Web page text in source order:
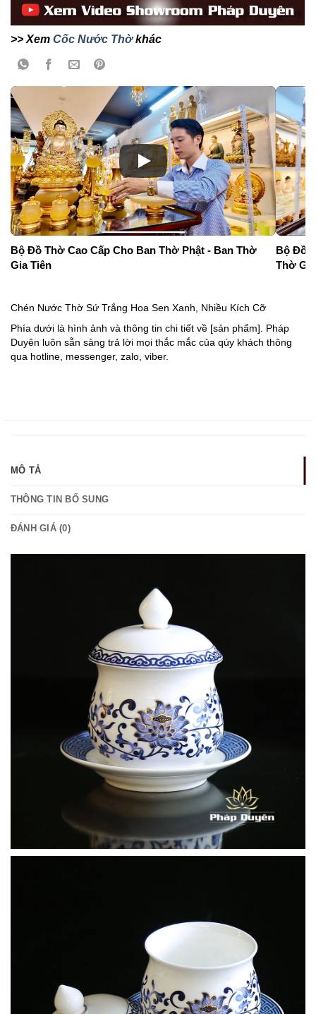
>> Xem Cốc Nước Thờkhác
Bộ Đồ Thờ Cao Cấp Cho Ban Thờ Phật - Ban Thờ
Gia Tiên
Bộ Đồ
Thờ
Chén Nước Thờ Sứ Trắng Hoa Sen Xanh, Nhiều Kích Cỡ
Phía dưới là hình ảnh và thông tin chi tiết về [sản phẩm]. Pháp
Duyên luôn sẵn sàng trả lời mọi thắc mắc của qúy khách thông
qua hotline, messenger, zalo, viber.
MÔ TẢ
THÔNG TIN BỔ SUNG
ĐÁNH GIÁ (0)